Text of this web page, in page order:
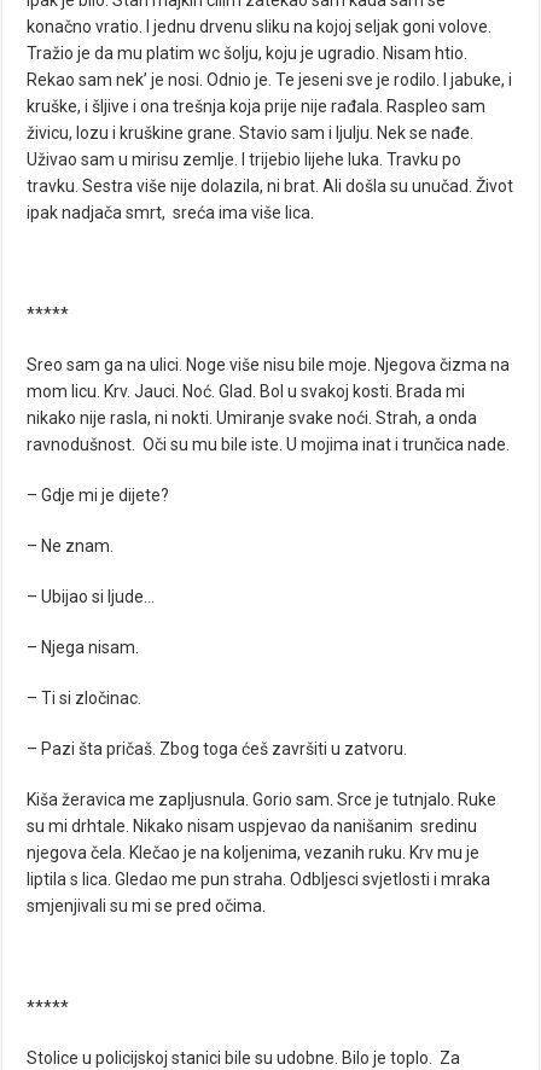
konačno vratio. I jednu drvenu sliku na kojoj seljak goni volove.
Tražio je da mu platim wc šolju, koju je ugradio. Nisam htio.
Rekao sam nek’ je nosi. Odnio je. Te jeseni sve je rodilo. I jabuke, i
kruške, i šljive i ona trešnja koja prije nije rađala. Raspleo sam
živicu, lozu i kruškine grane. Stavio sam i ljulju. Nek se nađe.
Uživao sam u mirisu zemlje. I trijebio lijehe luka. Travku po
travku. Sestra više nije dolazila, ni brat. Ali došla su unučad. Život
ipak nadjača smrt, sreća ima više lica.
*****
Sreo sam ga na ulici. Noge više nisu bile moje. Njegova čizma na
mom licu. Krv. Jauci. Noć. Glad. Bol u svakoj kosti. Brada mi
nikako nije rasla, ni nokti. Umiranje svake noći. Strah, a onda
ravnodušnost. Oči su mu bile iste. U mojima inat i trunčica nade.
– Gdje mi je dijete?
– Ne znam.
– Ubijao si ljude…
– Njega nisam.
– Ti si zločinac.
– Pazi šta pričaš. Zbog toga ćeš završiti u zatvoru.
Kiša žeravica me zapljusnula. Gorio sam. Srce je tutnjalo. Ruke
su mi drhtale. Nikako nisam uspjevao da nanišanim sredinu
njegova čela. Klečao je na koljenima, vezanih ruku. Krv mu je
liptila s lica. Gledao me pun straha. Odbljesci svjetlosti i mraka
smjenjivali su mi se pred očima.
*****
Stolice u policijskoj stanici bile su udobne. Bilo je toplo. Za